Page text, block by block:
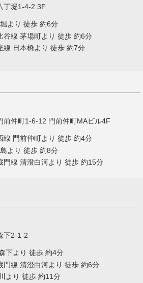
丁堀1-4-2 3F
より 徒歩 約6分
谷線 茅場町より 徒歩 約6分
線 日本橋より 徒歩 約7分
前仲町1-6-12 門前仲町MAビル4F
線 門前仲町より 徒歩 約4分
より 徒歩 約8分
門線 清澄白河より 徒歩 約15分
下2-1-2
下より 徒歩 約4分
門線 清澄白河より 徒歩 約6分
より 徒歩 約11分